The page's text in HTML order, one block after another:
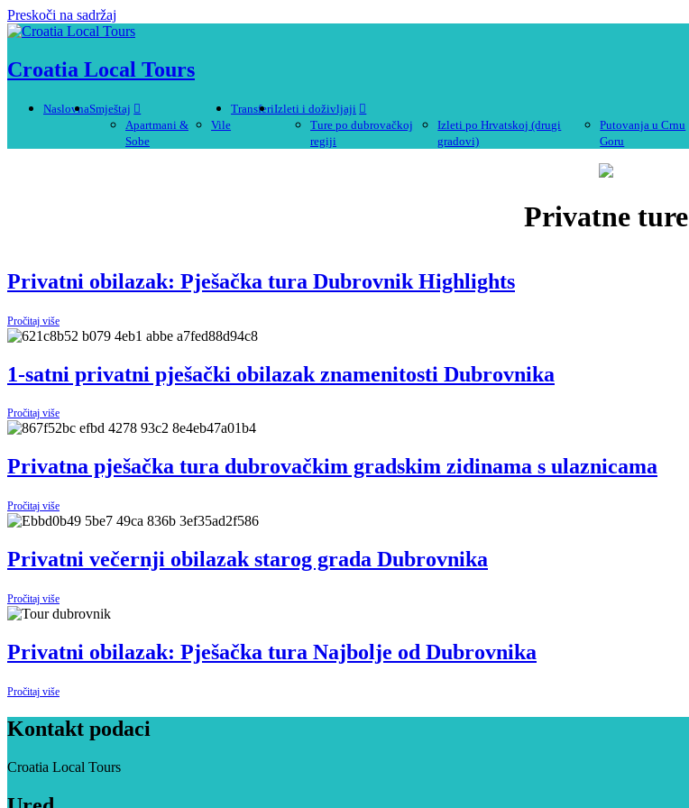
Preskoči na sadržaj
Croatia Local Tours
NaslovnaSmještaj
Apartmani &
Sobe
Vile
TransferiIzleti i doživljaji
Ture po dubrovačkoj
regiji
Izleti po Hrvatskoj (drugi
gradovi)
Putovanja u Crnu
Goru
Privatne ture
Privatni obilazak: Pješačka tura Dubrovnik Highlights
Pročitaj više
1-satni privatni pješački obilazak znamenitosti Dubrovnika
Pročitaj više
Privatna pješačka tura dubrovačkim gradskim zidinama s ulaznicama
Pročitaj više
Privatni večernji obilazak starog grada Dubrovnika
Pročitaj više
Privatni obilazak: Pješačka tura Najbolje od Dubrovnika
Pročitaj više
Kontakt podaci
Croatia Local Tours